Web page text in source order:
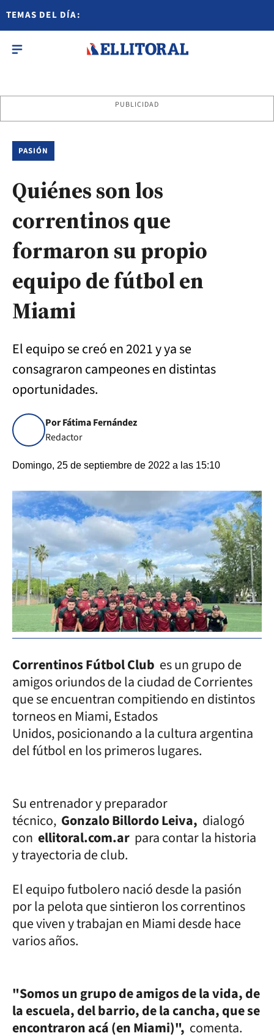
TEMAS DEL DÍA:
PUBLICIDAD
PASIÓN
Quiénes son los
correntinos que
formaron su propio
equipo de fútbol en
Miami
El equipo se creó en 2021 y ya se
consagraron campeones en distintas
oportunidades.
Por Fátima Fernández
Redactor
Domingo, 25 de septiembre de 2022 a las 15:10
Correntinos Fútbol Club es un grupo de
amigos oriundos de la ciudad de Corrientes
que se encuentran compitiendo en distintos
torneos en Miami, Estados
Unidos, posicionando a la cultura argentina
del fútbol en los primeros lugares.
Su entrenador y preparador
técnico, Gonzalo Billordo Leiva, dialogó
con ellitoral.com.ar para contar la historia
y trayectoria de club.
El equipo futbolero nació desde la pasión
por la pelota que sintieron los correntinos
que viven y trabajan en Miami desde hace
varios años.
"Somos un grupo de amigos de la vida, de
la escuela, del barrio, de la cancha, que se
encontraron acá (en Miami)", comenta.